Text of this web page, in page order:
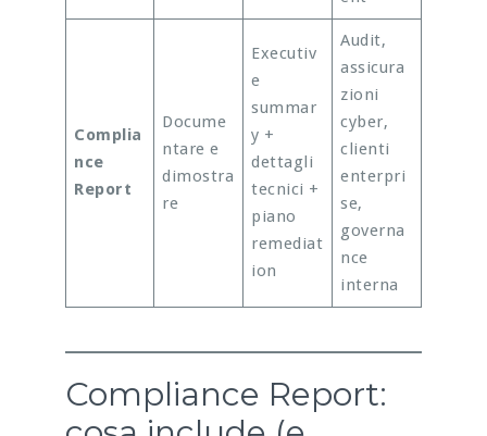
Complia
nce
Report
Docume
ntare e
dimostra
re
Executiv
e
summar
y +
dettagli
tecnici +
piano
remediat
ion
Audit,
assicura
zioni
cyber,
clienti
enterpri
se,
governa
nce
interna
Compliance Report: